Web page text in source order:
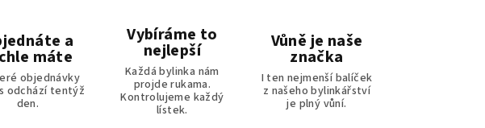
a
máte
objednávky
odchází tentýž
den.
Vybíráme to
nejlepší
Každá bylinka nám
projde rukama.
Kontrolujeme každý
lístek.
Vůně je naše
značka
I ten nejmenší balíček
z našeho bylinkářství
je plný vůní.